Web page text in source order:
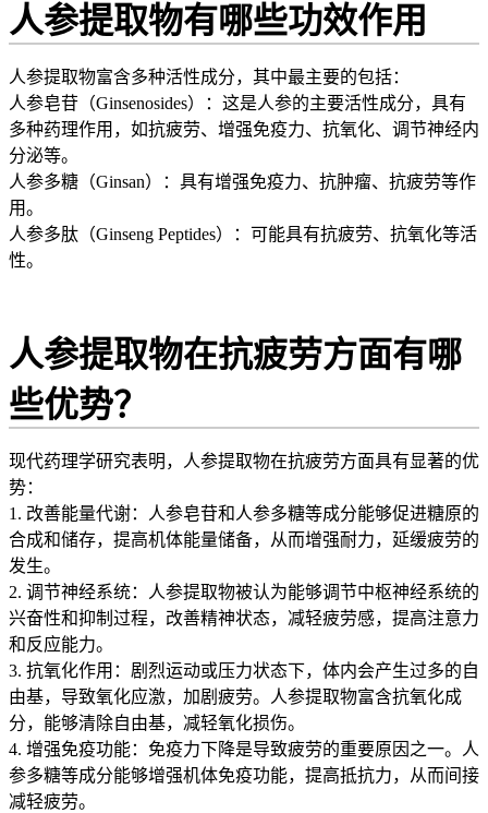
人参提取物有哪些功效作用
人参提取物富含多种活性成分，其中最主要的包括：
人参皂苷（Ginsenosides）：这是人参的主要活性成分，具有
多种药理作用，如抗疲劳、增强免疫力、抗氧化、调节神经内
分泌等。
人参多糖（Ginsan）：具有增强免疫力、抗肿瘤、抗疲劳等作
用。
人参多肽（Ginseng Peptides）：可能具有抗疲劳、抗氧化等活
性。
人参提取物在抗疲劳方面有哪
些优势？
现代药理学研究表明，人参提取物在抗疲劳方面具有显著的优
势：
1. 改善能量代谢：人参皂苷和人参多糖等成分能够促进糖原的
合成和储存，提高机体能量储备，从而增强耐力，延缓疲劳的
发生。
2. 调节神经系统：人参提取物被认为能够调节中枢神经系统的
兴奋性和抑制过程，改善精神状态，减轻疲劳感，提高注意力
和反应能力。
3. 抗氧化作用：剧烈运动或压力状态下，体内会产生过多的自
由基，导致氧化应激，加剧疲劳。人参提取物富含抗氧化成
分，能够清除自由基，减轻氧化损伤。
4. 增强免疫功能：免疫力下降是导致疲劳的重要原因之一。人
参多糖等成分能够增强机体免疫功能，提高抵抗力，从而间接
减轻疲劳。